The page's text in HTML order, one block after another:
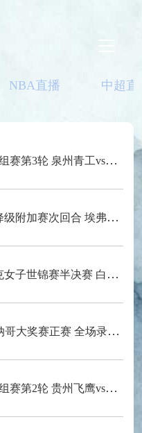
NBA直播 中超直
vs烟台黄渤海新区鑫海中天 全场录像
埃弗斯堡vs海登海姆 全场录像回放
赛 白雨露vs夏雨滢 全场录像回放
奖赛正赛 全场录像回放
贵州飞鹰vs深圳吉祥 全场录像